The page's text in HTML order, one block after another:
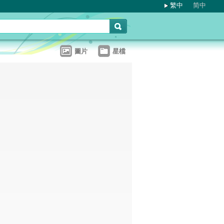
繁中 简中
圖片 星檔